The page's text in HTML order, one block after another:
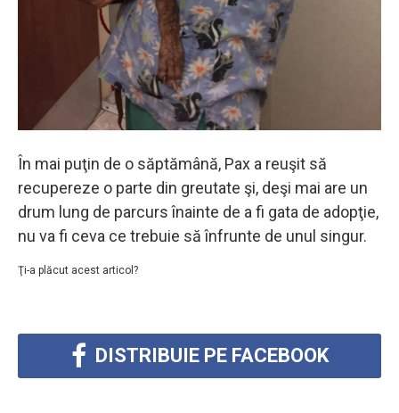
În mai puţin de o săptămână, Pax a reuşit să
recupereze o parte din greutate şi, deşi mai are un
drum lung de parcurs înainte de a fi gata de adopţie,
nu va fi ceva ce trebuie să înfrunte de unul singur.
Ţi-a plăcut acest articol?
DISTRIBUIE PE FACEBOOK